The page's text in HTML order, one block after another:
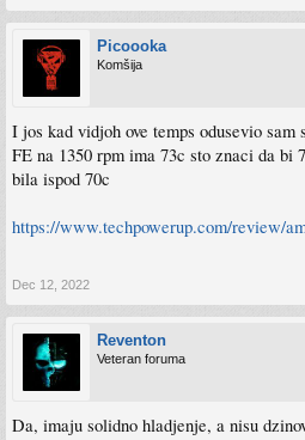
Picoooka
Komšija
I jos kad vidjoh ove temps odusevio
FE na 1350 rpm ima 73c sto znaci da
bila ispod 70c
https://www.techpowerup.com/review/
Dec 12, 2022
Reventon
Veteran foruma
Da, imaju solidno hladjenje, a nisu